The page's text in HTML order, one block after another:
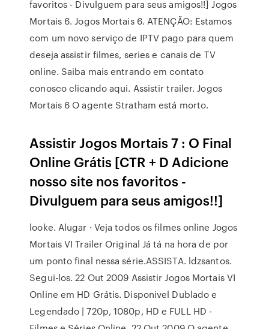
favoritos - Divulguem para seus amigos!!] Jogos
Mortais 6. Jogos Mortais 6. ATENÇÃO: Estamos
com um novo serviço de IPTV pago para quem
deseja assistir filmes, series e canais de TV
online. Saiba mais entrando em contato
conosco clicando aqui. Assistir trailer. Jogos
Mortais 6 O agente Stratham está morto.
Assistir Jogos Mortais 7 : O Final
Online Grátis [CTR + D Adicione
nosso site nos favoritos -
Divulguem para seus amigos!!]
looke. Alugar · Veja todos os filmes online Jogos
Mortais VI Trailer Original Já tá na hora de por
um ponto final nessa série.ASSISTA. ldzsantos.
Segui-los. 22 Out 2009 Assistir Jogos Mortais VI
Online em HD Grátis. Disponivel Dublado e
Legendado | 720p, 1080p, HD e FULL HD -